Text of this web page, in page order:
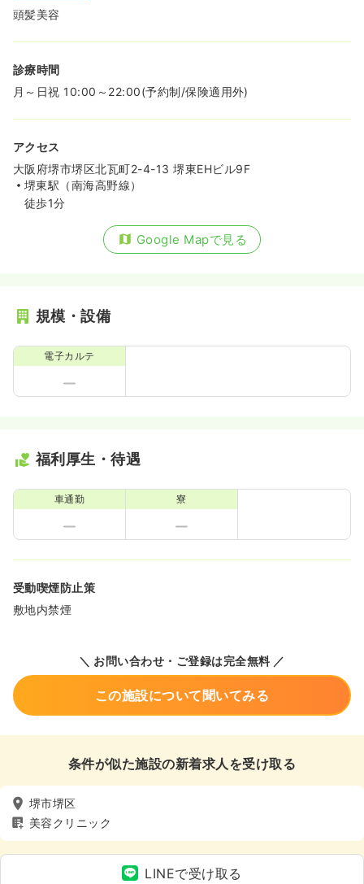
頭髪美容
診療時間
月～日祝 10:00～22:00(予約制/保険適用外)
アクセス
大阪府堺市堺区北瓦町2-4-13 堺東EHビル9F
堺東駅（南海高野線）
徒歩1分
Google Mapで見る
規模・設備
電子カルテ
福利厚生・待遇
車通勤 寮
受動喫煙防止策
敷地内禁煙
＼ お問い合わせ・ご登録は完全無料 ／
この施設について聞いてみる
条件が似た施設の新着求人を受け取る
堺市堺区
美容クリニック
LINEで受け取る